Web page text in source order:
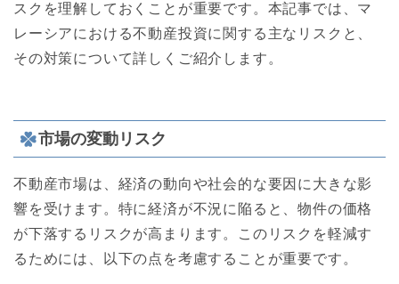
スクを理解しておくことが重要です。本記事では、マ
レーシアにおける不動産投資に関する主なリスクと、
その対策について詳しくご紹介します。
市場の変動リスク
不動産市場は、経済の動向や社会的な要因に大きな影
響を受けます。特に経済が不況に陥ると、物件の価格
が下落するリスクが高まります。このリスクを軽減す
るためには、以下の点を考慮することが重要です。